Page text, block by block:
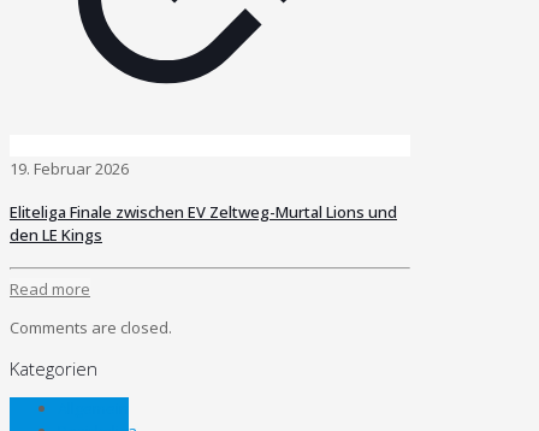
19. Februar 2026
Eliteliga Finale zwischen EV Zeltweg-Murtal Lions und
den LE Kings
Read more
Comments are closed.
Kategorien